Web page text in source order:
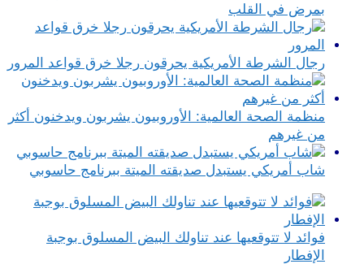
بمرض في القلب
رجال الشرطة الأمريكية يحرقون رجلا خرق قواعد المرور
منظمة الصحة العالمية: الأوروبيون يشربون ويدخنون أكثر
من غيرهم
شاب أمريكي يستبدل صديقته الميتة ببرنامج حاسوبي
فوائد لا تتوقعيها عند تناولك البيض المسلوق بوجبة
الإفطار